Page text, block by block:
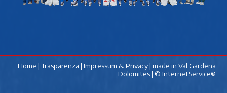
Home | Trasparenza | Impressum & Privacy| made in Val Gardena
Dolomites| © InternetService®